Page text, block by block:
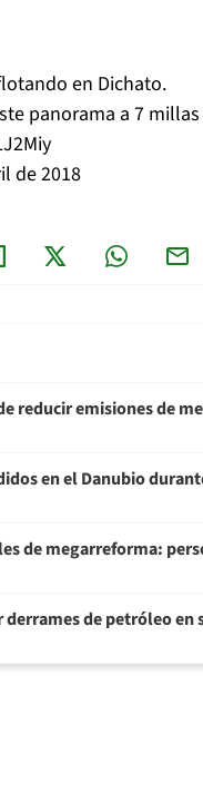
en Dichato.
panorama a 7
de 2018
reducir emisiones de
en el Danubio
de megarreforma:
de petróleo en